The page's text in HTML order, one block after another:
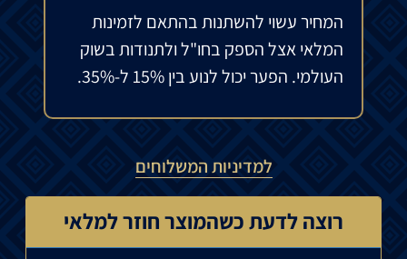
המחיר עשוי להשתנות בהתאם לזמינות
המלאי אצל הספק בחו"ל ולתנודות בשוק
העולמי. הפער יכול לנוע בין 15% ל-35%.
למדיניות המשלוחים
רוצה לדעת כשהמוצר חוזר למלאי